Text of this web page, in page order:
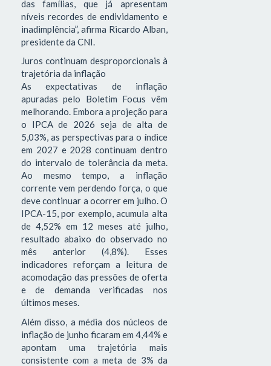
das famílias, que já apresentam
níveis recordes de endividamento e
inadimplência”, afirma Ricardo Alban,
presidente da CNI.
Juros continuam desproporcionais à
trajetória da inflação
As expectativas de inflação
apuradas pelo Boletim Focus vêm
melhorando. Embora a projeção para
o IPCA de 2026 seja de alta de
5,03%, as perspectivas para o índice
em 2027 e 2028 continuam dentro
do intervalo de tolerância da meta.
Ao mesmo tempo, a inflação
corrente vem perdendo força, o que
deve continuar a ocorrer em julho. O
IPCA-15, por exemplo, acumula alta
de 4,52% em 12 meses até julho,
resultado abaixo do observado no
mês anterior (4,8%). Esses
indicadores reforçam a leitura de
acomodação das pressões de oferta
e de demanda verificadas nos
últimos meses.
Além disso, a média dos núcleos de
inflação de junho ficaram em 4,44% e
apontam uma trajetória mais
consistente com a meta de 3% da